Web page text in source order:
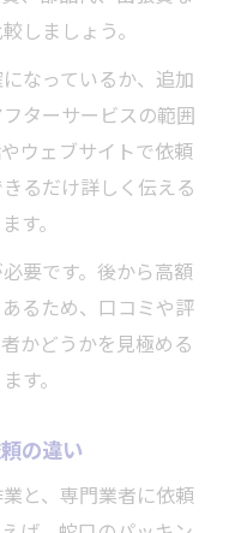
しましょう。
なっているか、追加
ターサービスの範囲
ウェブサイトで依頼
るだけ詳しく伝える
す。
要です。後から高額
るため、口コミや評
かどうかを見極める
す。
の違い
と、専門業者に依頼